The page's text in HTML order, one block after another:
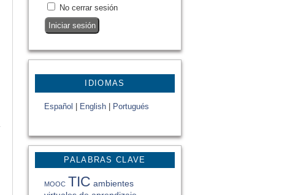
No cerrar sesión
IDIOMAS
Español English Portugués
PALABRAS CLAVE
MOOC TIC ambientes